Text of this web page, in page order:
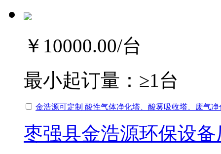
￥10000.00/台
最小起订量： ≥1台
金浩源可定制 酸性气体净化塔、酸雾吸收塔、废气
枣强县金浩源环保设备